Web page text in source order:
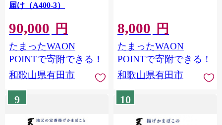
届け（A400-3）
90,000 円
たまったWAON
POINTで寄附できる！
和歌山県有田市
8,000 円
たまったWAON
POINTで寄附できる！
和歌山県有田市
9 10